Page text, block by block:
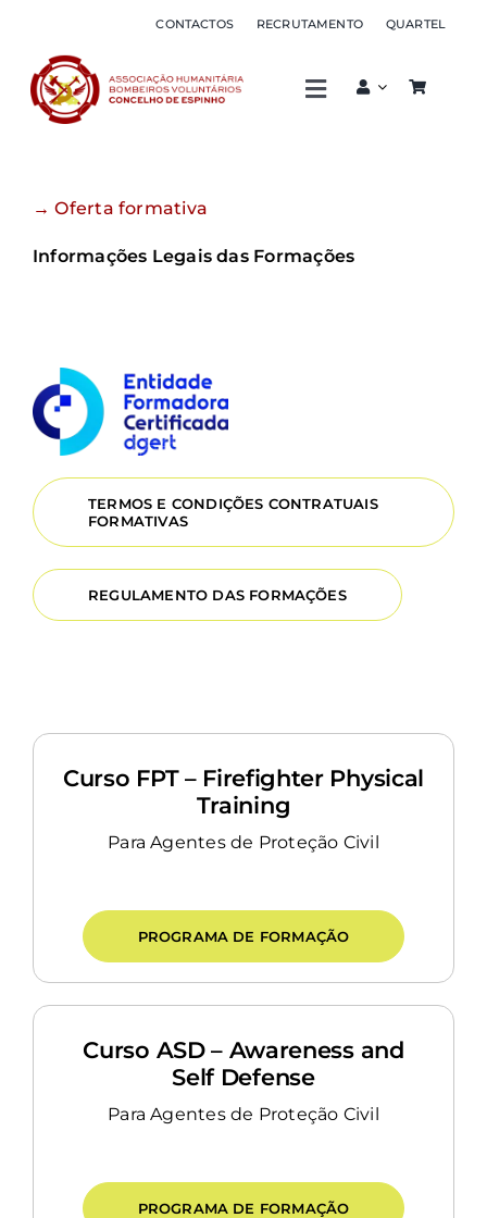
content
CONTACTOS RECRUTAMENTO QUARTEL
Toggle
Loja
→ Oferta formativa
Informações Legais das Formações
TERMOS E CONDIÇÕES CONTRATUAIS
FORMATIVAS
REGULAMENTO DAS FORMAÇÕES
Curso FPT – Firefighter Physical
Training
Para Agentes de Proteção Civil
PROGRAMA DE FORMAÇÃO
Curso ASD – Awareness and
Self Defense
Para Agentes de Proteção Civil
PROGRAMA DE FORMAÇÃO